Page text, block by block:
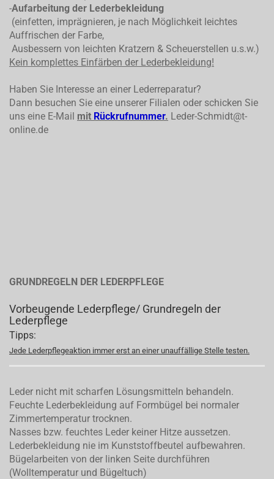
-Aufarbeitung der Lederbekleidung
(einfetten, imprägnieren, je nach Möglichkeit leichtes
Auffrischen der Farbe,
Ausbessern von leichten Kratzern & Scheuerstellen u.s.w.)
Kein komplettes Einfärben der Lederbekleidung!
Haben Sie Interesse an einer Lederreparatur?
Dann besuchen Sie eine unserer Filialen oder schicken Sie
uns eine E-Mail mit Rückrufnummer. Leder-Schmidt@t-
online.de
GRUNDREGELN DER LEDERPFLEGE
Vorbeugende Lederpflege/ Grundregeln der
Lederpflege
Tipps:
Jede Lederpflegeaktion immer erst an einer unauffällige Stelle testen.
Leder nicht mit scharfen Lösungsmitteln behandeln.
Feuchte Lederbekleidung auf Formbügel bei normaler
Zimmertemperatur trocknen.
Nasses bzw. feuchtes Leder keiner Hitze aussetzen.
Lederbekleidung nie im Kunststoffbeutel aufbewahren.
Bügelarbeiten von der linken Seite durchführen
(Wolltemperatur und Bügeltuch)